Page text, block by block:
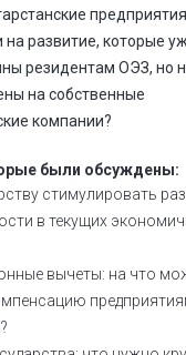
развитие, которые
резидентам ОЭЗ, но
на собственные
компании?
были обсуждены:
стимулировать
в текущих
вычеты: на что